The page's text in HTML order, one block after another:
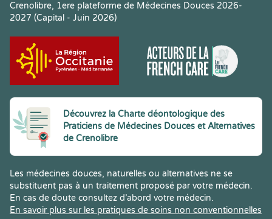
Crenolibre, 1ere plateforme de Médecines Douces 2026-
2027 (Capital - Juin 2026)
Découvrez la Charte déontologique des
Praticiens de Médecines Douces et Alternatives
de Crenolibre
Les médecines douces, naturelles ou alternatives ne se
substituent pas à un traitement proposé par votre médecin.
En cas de doute consultez d’abord votre médecin.
En savoir plus sur les pratiques de soins non conventionnelles